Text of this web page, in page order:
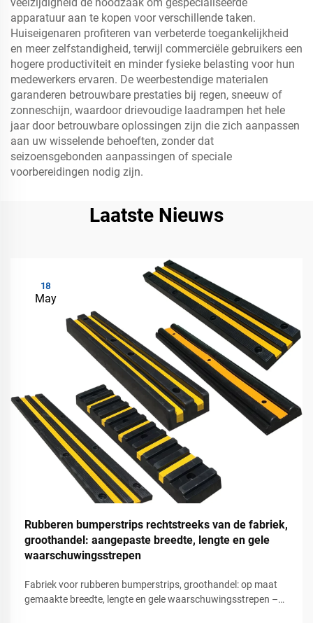
apparatuur aan te kopen voor verschillende taken.
Huiseigenaren profiteren van verbeterde toegankelijkheid
en meer zelfstandigheid, terwijl commerciële gebruikers een
hogere productiviteit en minder fysieke belasting voor hun
medewerkers ervaren. De weerbestendige materialen
garanderen betrouwbare prestaties bij regen, sneeuw of
zonneschijn, waardoor drievoudige laadrampen het hele
jaar door betrouwbare oplossingen zijn die zich aanpassen
aan uw wisselende behoeften, zonder dat
seizoensgebonden aanpassingen of speciale
voorbereidingen nodig zijn.
Laatste Nieuws
18
May
Rubberen bumperstrips rechtstreeks van de fabriek,
groothandel: aangepaste breedte, lengte en gele
waarschuwingsstrepen
Fabriek voor rubberen bumperstrips, groothandel: op maat
gemaakte breedte, lengte en gele waarschuwingsstrepen –